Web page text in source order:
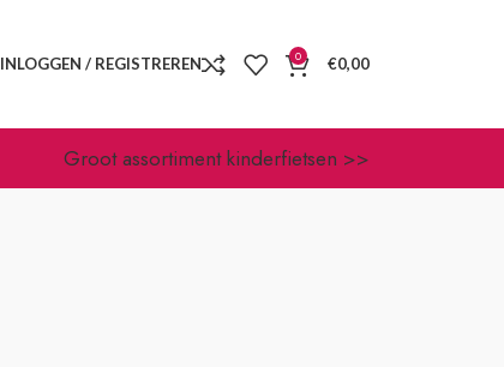
INLOGGEN / REGISTREREN 0 €0,00
Groot assortiment kinderfietsen >>